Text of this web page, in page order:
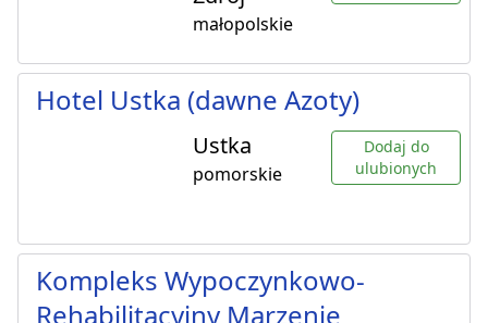
małopolskie
Hotel Ustka (dawne Azoty)
Ustka
pomorskie
Dodaj do
ulubionych
Kompleks Wypoczynkowo-
Rehabilitacyjny Marzenie